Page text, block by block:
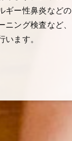
ギー性鼻炎などの
ング検査など、
ます。